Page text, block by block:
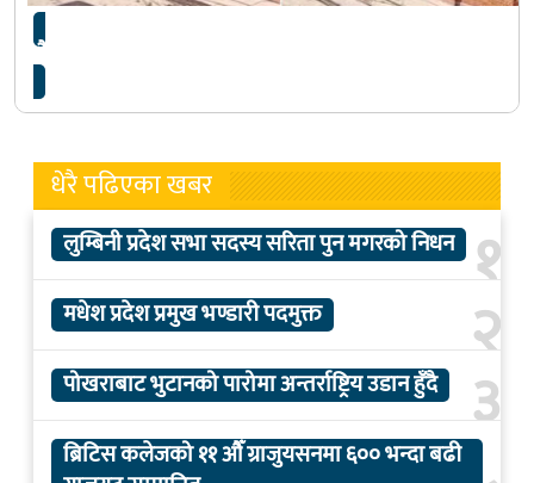
भैंसेपाटीस्थित मन्त्री क्वार्टरको टहरामा आगलागी
धेरै पढिएका खबर
१
लुम्बिनी प्रदेश सभा सदस्य सरिता पुन मगरको निधन
२
मधेश प्रदेश प्रमुख भण्डारी पदमुक्त
३
पोखराबाट भुटानको पारोमा अन्तर्राष्ट्रिय उडान हुँदै
ब्रिटिस कलेजको ११ औँ ग्राजुयसनमा ६०० भन्दा बढी